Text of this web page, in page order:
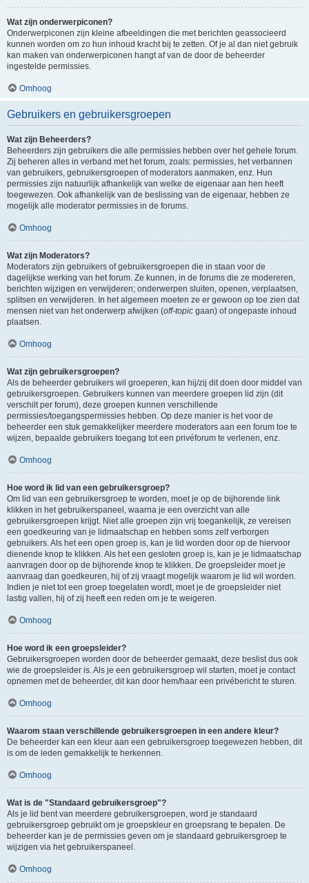
Wat zijn onderwerpiconen?
Onderwerpiconen zijn kleine afbeeldingen die met berichten geassocieerd
kunnen worden om zo hun inhoud kracht bij te zetten. Of je al dan niet gebruik
kan maken van onderwerpiconen hangt af van de door de beheerder
ingestelde permissies.
Omhoog
Gebruikers en gebruikersgroepen
Wat zijn Beheerders?
Beheerders zijn gebruikers die alle permissies hebben over het gehele forum.
Zij beheren alles in verband met het forum, zoals: permissies, het verbannen
van gebruikers, gebruikersgroepen of moderators aanmaken, enz. Hun
permissies zijn natuurlijk afhankelijk van welke de eigenaar aan hen heeft
toegewezen. Ook afhankelijk van de beslissing van de eigenaar, hebben ze
mogelijk alle moderator permissies in de forums.
Omhoog
Wat zijn Moderators?
Moderators zijn gebruikers of gebruikersgroepen die in staan voor de
dagelijkse werking van het forum. Ze kunnen, in de forums die ze modereren,
berichten wijzigen en verwijderen; onderwerpen sluiten, openen, verplaatsen,
splitsen en verwijderen. In het algemeen moeten ze er gewoon op toe zien dat
mensen niet van het onderwerp afwijken (off-topic gaan) of ongepaste inhoud
plaatsen.
Omhoog
Wat zijn gebruikersgroepen?
Als de beheerder gebruikers wil groeperen, kan hij/zij dit doen door middel van
gebruikersgroepen. Gebruikers kunnen van meerdere groepen lid zijn (dit
verschilt per forum), deze groepen kunnen verschillende
permissies/toegangspermissies hebben. Op deze manier is het voor de
beheerder een stuk gemakkelijker meerdere moderators aan een forum toe te
wijzen, bepaalde gebruikers toegang tot een privéforum te verlenen, enz.
Omhoog
Hoe word ik lid van een gebruikersgroep?
Om lid van een gebruikersgroep te worden, moet je op de bijhorende link
klikken in het gebruikerspaneel, waarna je een overzicht van alle
gebruikersgroepen krijgt. Niet alle groepen zijn vrij toegankelijk, ze vereisen
een goedkeuring van je lidmaatschap en hebben soms zelf verborgen
gebruikers. Als het een open groep is, kan je lid worden door op de hiervoor
dienende knop te klikken. Als het een gesloten groep is, kan je je lidmaatschap
aanvragen door op de bijhorende knop te klikken. De groepsleider moet je
aanvraag dan goedkeuren, hij of zij vraagt mogelijk waarom je lid wil worden.
Indien je niet tot een groep toegelaten wordt, moet je de groepsleider niet
lastig vallen, hij of zij heeft een reden om je te weigeren.
Omhoog
Hoe word ik een groepsleider?
Gebruikersgroepen worden door de beheerder gemaakt, deze beslist dus ook
wie de groepsleider is. Als je een gebruikersgroep wil starten, moet je contact
opnemen met de beheerder, dit kan door hem/haar een privébericht te sturen.
Omhoog
Waarom staan verschillende gebruikersgroepen in een andere kleur?
De beheerder kan een kleur aan een gebruikersgroep toegewezen hebben, dit
is om de leden gemakkelijk te herkennen.
Omhoog
Wat is de "Standaard gebruikersgroep"?
Als je lid bent van meerdere gebruikersgroepen, word je standaard
gebruikersgroep gebruikt om je groepskleur en groepsrang te bepalen. De
beheerder kan je de permissies geven om je standaard gebruikersgroep te
wijzigen via het gebruikerspaneel.
Omhoog